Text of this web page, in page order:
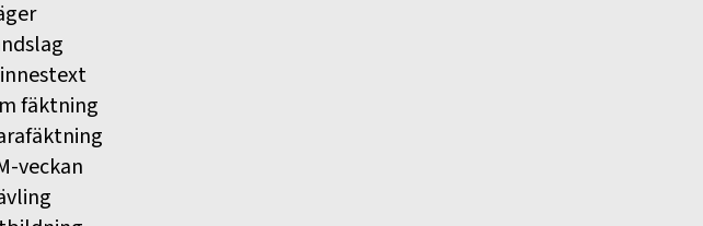
fäktning
veckan